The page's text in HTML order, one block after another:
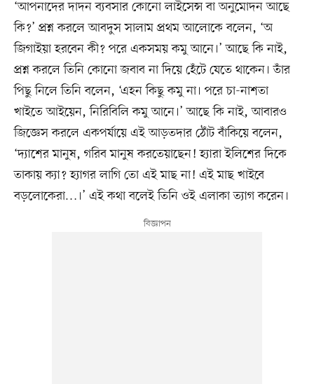
‘আপনাদের দাদন ব্যবসার কোনো লাইসেন্স বা অনুমোদন আছে
কি?’ প্রশ্ন করলে আবদুস সালাম প্রথম আলোকে বলেন, ‘অ
জিগাইয়া হরবেন কী? পরে একসময় কমু আনে।’ আছে কি নাই,
প্রশ্ন করলে তিনি কোনো জবাব না দিয়ে হেঁটে যেতে থাকেন। তাঁর
পিছু নিলে তিনি বলেন, ‘এহন কিছু কমু না। পরে চা-নাশতা
খাইতে আইয়েন, নিরিবিলি কমু আনে।’ আছে কি নাই, আবারও
জিজ্ঞেস করলে একপর্যায়ে এই আড়তদার ঠোঁট বাঁকিয়ে বলেন,
‘দ্যাশের মানুষ, গরিব মানুষ করতেয়াছেন! হ্যারা ইলিশের দিকে
তাকায় ক্যা? হ্যাগর লাগি তো এই মাছ না! এই মাছ খাইবে
বড়লোকেরা…।’ এই কথা বলেই তিনি ওই এলাকা ত্যাগ করেন।